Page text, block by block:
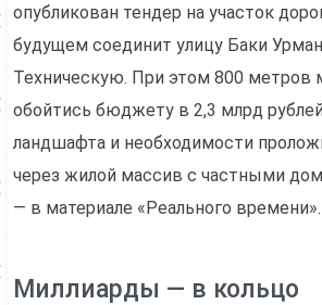
опубликован тендер на участок
будущем соединит улицу Баки
Техническую. При этом 800 метров
обойтись бюджету в 2,3 млрд
ландшафта и необходимости
через жилой массив с частными
— в материале «Реального времени».
Миллиарды — в кольцо